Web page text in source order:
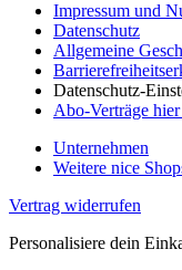
Impressum und
Datenschutz
Allgemeine
Datenschutz-
Abo-Verträge
Unternehmen
Weitere nice
Vertrag widerrufen
Personalisiere dein